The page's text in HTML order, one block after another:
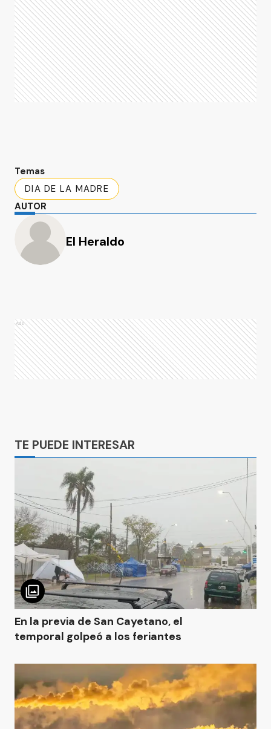
Temas
DIA DE LA MADRE
AUTOR
El Heraldo
Ads
TE PUEDE INTERESAR
En la previa de San Cayetano, el
temporal golpeó a los feriantes